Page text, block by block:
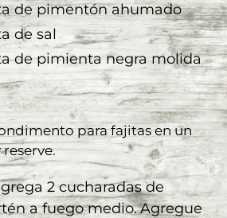
de pimentón ahumado
de sal
de pimienta negra molida
para fajitas en un
2 cucharadas de
a fuego medio.Agregue